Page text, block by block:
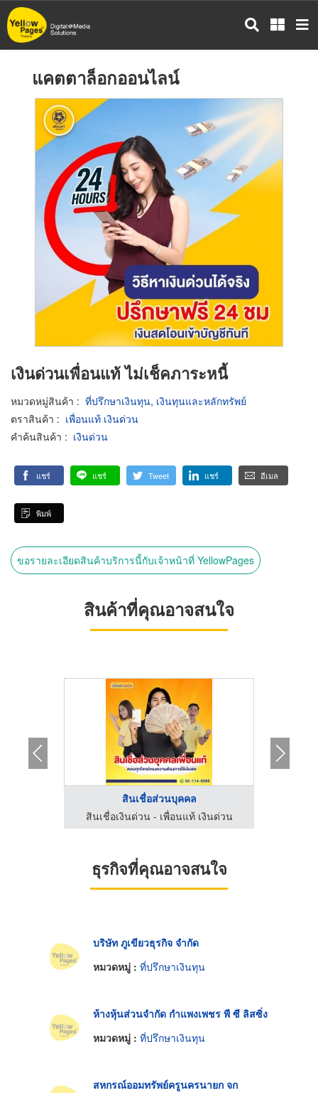
ข้าม
ไป
แคตตาล็อกออนไลน์
เงินด่วนเพื่อนแท้ ไม่เช็คภาระหนี้
หมวดหมู่สินค้า : ที่ปรึกษาเงินทุน, เงินทุนและหลักทรัพย์
ตราสินค้า : เพื่อนแท้ เงินด่วน
คำค้นสินค้า : เงินด่วน
แชร์ แชร์ Tweet แชร์ อีเมล
พิมพ์
ขอรายละเอียดสินค้าบริการนี้กับเจ้าหน้าที่ YellowPages
สินค้าที่คุณอาจสนใจ
สินเชื่อส่วนบุคคล
สินเชื่อเงินด่วน - เพื่อนแท้ เงินด่วน
ธุรกิจที่คุณอาจสนใจ
บริษัท ภูเขียวธุรกิจ จำกัด
หมวดหมู่ : ที่ปรึกษาเงินทุน
ห้างหุ้นส่วนจำกัด กำแพงเพชร พี ซี ลิสซิ่ง
หมวดหมู่ : ที่ปรึกษาเงินทุน
สหกรณ์ออมทรัพย์ครูนครนายก จก